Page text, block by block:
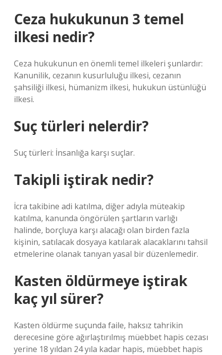
Ceza hukukunun 3 temel
ilkesi nedir?
Ceza hukukunun en önemli temel ilkeleri şunlardır:
Kanunilik, cezanın kusurluluğu ilkesi, cezanın
şahsiliği ilkesi, hümanizm ilkesi, hukukun üstünlüğü
ilkesi.
Suç türleri nelerdir?
Suç türleri: İnsanlığa karşı suçlar.
Takipli iştirak nedir?
İcra takibine adi katılma, diğer adıyla müteakip
katılma, kanunda öngörülen şartların varlığı
halinde, borçluya karşı alacağı olan birden fazla
kişinin, satılacak dosyaya katılarak alacaklarını tahsil
etmelerine olanak tanıyan yasal bir düzenlemedir.
Kasten öldürmeye iştirak
kaç yıl sürer?
Kasten öldürme suçunda faile, haksız tahrikin
derecesine göre ağırlaştırılmış müebbet hapis cezası
yerine 18 yıldan 24 yıla kadar hapis, müebbet hapis